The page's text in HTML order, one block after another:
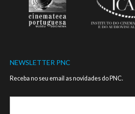
NEWSLETTER PNC
Receba no seu email as novidades do PNC.